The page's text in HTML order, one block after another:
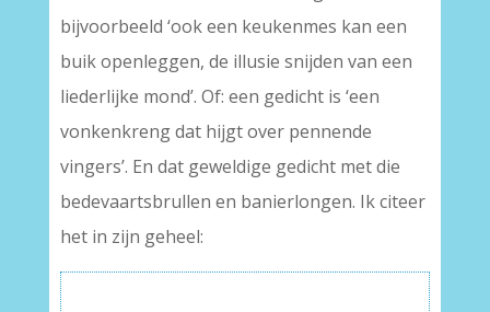
bijvoorbeeld ‘ook een keukenmes kan een
buik openleggen, de illusie snijden van een
liederlijke mond’. Of: een gedicht is ‘een
vonkenkreng dat hijgt over pennende
vingers’. En dat geweldige gedicht met die
bedevaartsbrullen en banierlongen. Ik citeer
het in zijn geheel: